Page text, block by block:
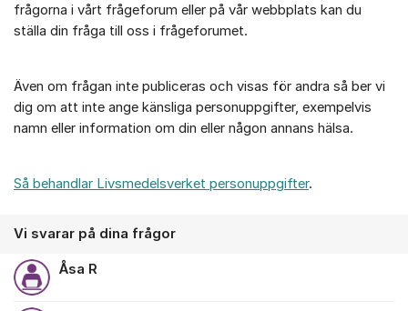
frågorna i vårt frågeforum eller på vår webbplats kan du
ställa din fråga till oss i frågeforumet.
Även om frågan inte publiceras och visas för andra så ber vi
dig om att inte ange känsliga personuppgifter, exempelvis
namn eller information om din eller någon annans hälsa.
Så behandlar Livsmedelsverket personuppgifter.
Vi svarar på dina frågor
Åsa R